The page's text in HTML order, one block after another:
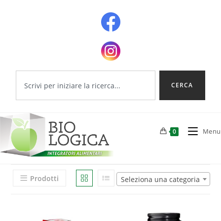
CERCA
0 Menu
Seleziona una categoria
Prodotti